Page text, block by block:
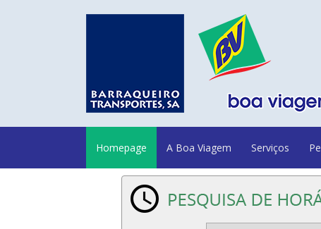
Homepage A Boa Viagem Serviços